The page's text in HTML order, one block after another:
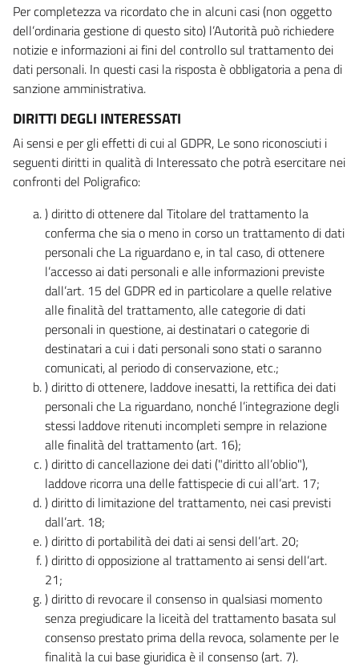
Per completezza va ricordato che in alcuni casi (non oggetto
dell’ordinaria gestione di questo sito) l’Autorità può richiedere
notizie e informazioni ai fini del controllo sul trattamento dei
dati personali. In questi casi la risposta è obbligatoria a pena di
sanzione amministrativa.
DIRITTI DEGLI INTERESSATI
Ai sensi e per gli effetti di cui al GDPR, Le sono riconosciuti i
seguenti diritti in qualità di Interessato che potrà esercitare nei
confronti del Poligrafico:
) diritto di ottenere dal Titolare del trattamento la
conferma che sia o meno in corso un trattamento di dati
personali che La riguardano e, in tal caso, di ottenere
l’accesso ai dati personali e alle informazioni previste
dall’art. 15 del GDPR ed in particolare a quelle relative
alle finalità del trattamento, alle categorie di dati
personali in questione, ai destinatari o categorie di
destinatari a cui i dati personali sono stati o saranno
comunicati, al periodo di conservazione, etc.;
) diritto di ottenere, laddove inesatti, la rettifica dei dati
personali che La riguardano, nonché l’integrazione degli
stessi laddove ritenuti incompleti sempre in relazione
alle finalità del trattamento (art. 16);
) diritto di cancellazione dei dati ("diritto all’oblio"),
laddove ricorra una delle fattispecie di cui all’art. 17;
) diritto di limitazione del trattamento, nei casi previsti
dall’art. 18;
) diritto di portabilità dei dati ai sensi dell’art. 20;
) diritto di opposizione al trattamento ai sensi dell’art.
21;
) diritto di revocare il consenso in qualsiasi momento
senza pregiudicare la liceità del trattamento basata sul
consenso prestato prima della revoca, solamente per le
finalità la cui base giuridica è il consenso (art. 7).